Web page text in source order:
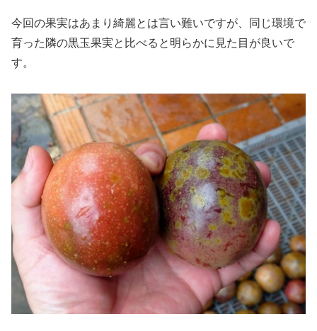
今回の果実はあまり綺麗とは言い難いですが、同じ環境で
育った隣の黒玉果実と比べると明らかに見た目が良いで
す。